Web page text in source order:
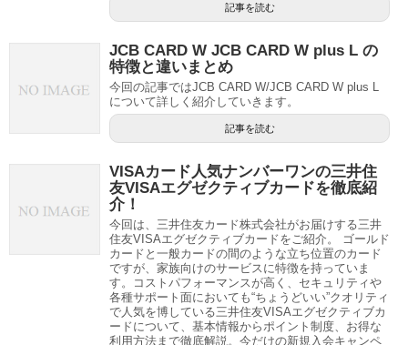
記事を読む
JCB CARD W JCB CARD W plus L の
特徴と違いまとめ
今回の記事ではJCB CARD W/JCB CARD W plus L
について詳しく紹介していきます。
記事を読む
VISAカード人気ナンバーワンの三井住
友VISAエグゼクティブカードを徹底紹
介！
今回は、三井住友カード株式会社がお届けする三井
住友VISAエグゼクティブカードをご紹介。 ゴールド
カードと一般カードの間のような立ち位置のカード
ですが、家族向けのサービスに特徴を持っていま
す。コストパフォーマンスが高く、セキュリティや
各種サポート面においても“ちょうどいい”クオリティ
で人気を博している三井住友VISAエグゼクティブカ
ードについて、基本情報からポイント制度、お得な
利用方法まで徹底解説。今だけの新規入会キャンペ